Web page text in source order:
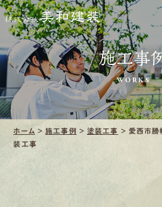
お家をきれいに
会社をきれいに
クリーニング
施工事例
口コミ・レビュー紹介
施工事
WORKS
ホーム >施工事例 >塗装工事 > 愛西市勝
装工事